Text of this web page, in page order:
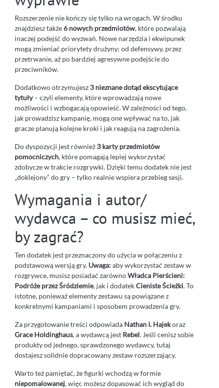
Rozszerzenie nie kończy się tylko na wrogach. W środku
znajdziesz także6 nowych przedmiotów, które pozwalają
inaczej podejść do wyzwań. Nowe narzędzia i ekwipunek
mogą zmieniać priorytety drużyny: od defensywy, przez
przetrwanie, aż po bardziej agresywne podejście do
przeciwników.
Dodatkowo otrzymujesz3 nieznane dotąd ekscytujące
tytuły– czyli elementy, które wprowadzają nowe
możliwości i wzbogacają opowieść. W zależności od tego,
jak prowadzisz kampanię, mogą one wpływać na to, jak
gracze planują kolejne kroki i jak reagują na zagrożenia.
Do dyspozycji jest również3 karty przedmiotów
pomocniczych, które pomagają lepiej wykorzystać
zdobycze w trakcie rozgrywki. Dzięki temu dodatek nie jest
„doklejony” do gry – tylko realnie wspiera przebieg sesji.
Wymagania i autor/
wydawca – co musisz mieć,
by zagrać?
Ten dodatek jest przeznaczony do użycia w połączeniu z
podstawową wersją gry. Uwaga:aby wykorzystać zestaw w
rozgrywce, musisz posiadać zarównoWładca Pierścieni:
Podróże przez Śródziemie, jak i dodatekCieniste Ścieżki. To
istotne, ponieważ elementy zestawu są powiązane z
konkretnymi kampaniami i sposobem prowadzenia gry.
Za przygotowanie treści odpowiada Nathan I. Hajekoraz
Grace Holdinghaus, a wydawcą jest Rebel. Jeśli cenisz sobie
produkty od jednego, sprawdzonego wydawcy, tutaj
dostajesz solidnie dopracowany zestaw rozszerzający.
Warto też pamiętać, że figurki wchodzą w formie
niepomalowanej, więc możesz dopasować ich wygląd do